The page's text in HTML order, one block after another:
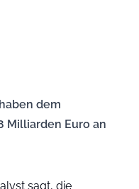
dem
Milliarden Euro an
sagt, die